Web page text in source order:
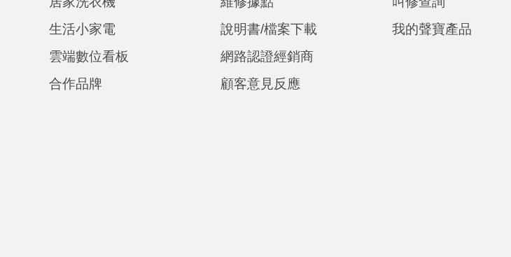
生活小家電
雲端數位看板
合作品牌
說明書/檔案下載
網路認證經銷商
顧客意見反應
我的聲寶產品